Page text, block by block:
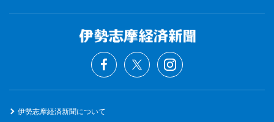
伊勢志摩経済新聞について